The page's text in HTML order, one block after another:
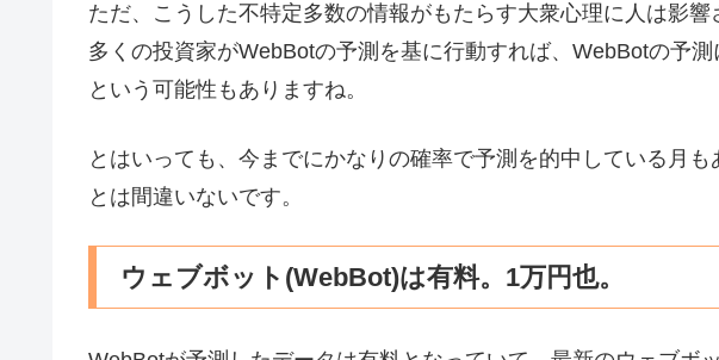
ただ、こうした不特定多数の情報がもたらす大衆心理に人は影響
多くの投資家がWebBotの予測を基に行動すれば、WebBotの予
という可能性もありますね。
とはいっても、今までにかなりの確率で予測を的中している月
とは間違いないです。
ウェブボット(WebBot)は有料。1万円也。